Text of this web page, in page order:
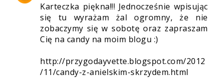
Karteczka piękna!!! Jednocześnie wpisując
się tu wyrażam żal ogromny, że nie
zobaczymy się w sobotę oraz zapraszam
Cię na candy na moim blogu :)
http://przygodayvette.blogspot.com/2012
/11/candy-z-anielskim-skrzydem.html